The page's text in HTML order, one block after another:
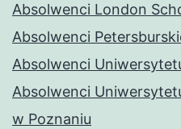
Absolwenci London
Absolwenci
Absolwenci
Absolwenci
w Poznaniu